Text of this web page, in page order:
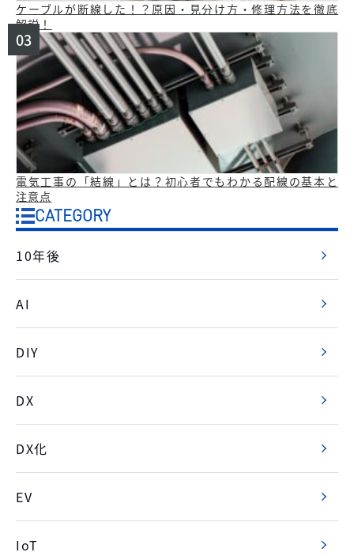
ケーブルが断線した！？原因・見分け方・修理方法を徹底
解説！
電気工事の「結線」とは？初心者でもわかる配線の基本と
注意点
CATEGORY
10年後
AI
DIY
DX
DX化
EV
IoT